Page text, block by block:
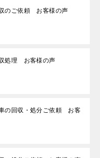
のご依頼 お客様の声
処理 お客様の声
の回収・処分ご依頼 お客